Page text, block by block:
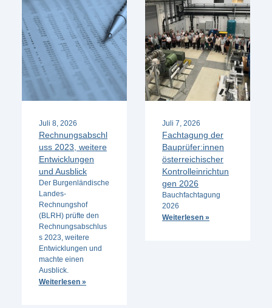
Juli 8, 2026
Rechnungsabschl
uss 2023, weitere
Entwicklungen
und Ausblick
Der Burgenländische
Landes-
Rechnungshof
(BLRH) prüfte den
Rechnungsabschlus
s 2023, weitere
Entwicklungen und
machte einen
Ausblick.
Weiterlesen »
Juli 7, 2026
Fachtagung der
Bauprüfer:innen
österreichischer
Kontrolleinrichtun
gen 2026
Bauchfachtagung
2026
Weiterlesen »